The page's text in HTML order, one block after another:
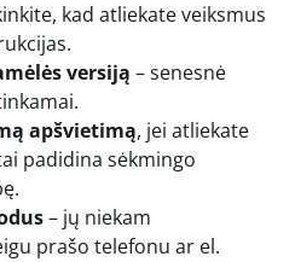
kad atliekate veiksmus
versiją – senesnė
apšvietimą, jei atliekate
padidina sėkmingo
– jų niekam
prašo telefonu ar el.